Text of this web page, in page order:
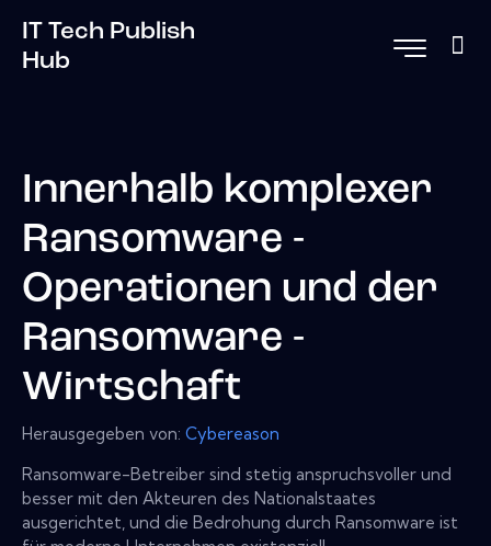
IT Tech Publish
Hub
Innerhalb komplexer
Ransomware -
Operationen und der
Ransomware -
Wirtschaft
Herausgegeben von: Cybereason
Ransomware-Betreiber sind stetig anspruchsvoller und
besser mit den Akteuren des Nationalstaates
ausgerichtet, und die Bedrohung durch Ransomware ist